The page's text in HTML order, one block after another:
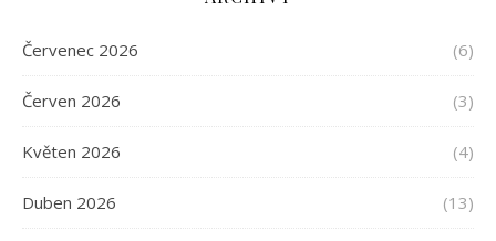
Červenec 2026 (6)
Červen 2026 (3)
Květen 2026 (4)
Duben 2026 (13)